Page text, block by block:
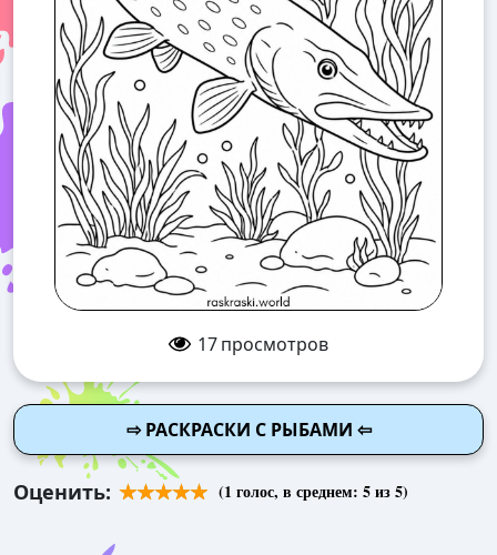
17просмотров
⇨ РАСКРАСКИ С РЫБАМИ ⇦
Оценить: (1 голос, в среднем: 5из 5)